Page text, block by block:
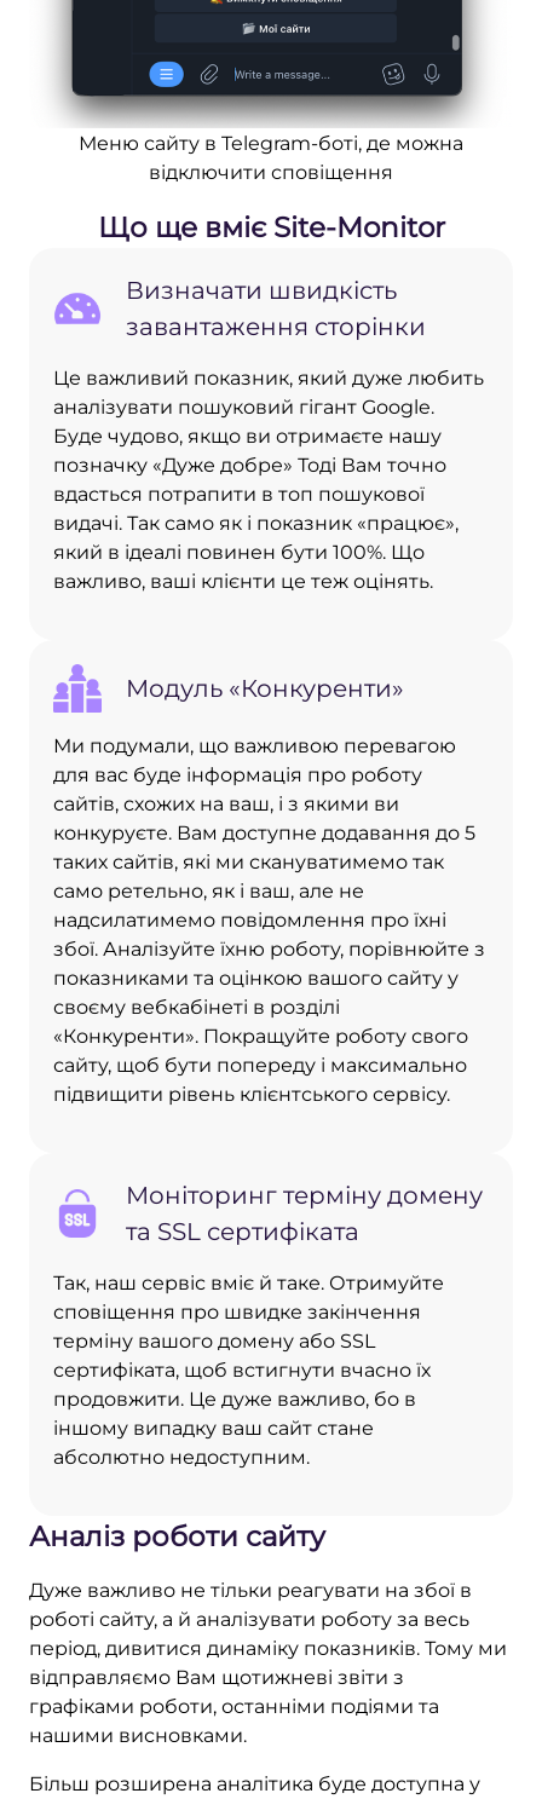
Меню сайту в Telegram-боті, де можна
відключити сповіщення
Що ще вміє Site-Monitor
Визначати швидкість
завантаження сторінки
Це важливий показник, який дуже любить
аналізувати пошуковий гігант Google.
Буде чудово, якщо ви отримаєте нашу
позначку «Дуже добре» Тоді Вам точно
вдасться потрапити в топ пошукової
видачі. Так само як і показник «працює»,
який в ідеалі повинен бути 100%. Що
важливо, ваші клієнти це теж оцінять.
Модуль «Конкуренти»
Ми подумали, що важливою перевагою
для вас буде інформація про роботу
сайтів, схожих на ваш, і з якими ви
конкуруєте. Вам доступне додавання до 5
таких сайтів, які ми скануватимемо так
само ретельно, як і ваш, але не
надсилатимемо повідомлення про їхні
збої. Аналізуйте їхню роботу, порівнюйте з
показниками та оцінкою вашого сайту у
своєму вебкабінеті в розділі
«Конкуренти». Покращуйте роботу свого
сайту, щоб бути попереду і максимально
підвищити рівень клієнтського сервісу.
Моніторинг терміну домену
та SSL сертифіката
Так, наш сервіс вміє й таке. Отримуйте
сповіщення про швидке закінчення
терміну вашого домену або SSL
сертифіката, щоб встигнути вчасно їх
продовжити. Це дуже важливо, бо в
іншому випадку ваш сайт стане
абсолютно недоступним.
Аналіз роботи сайту
Дуже важливо не тільки реагувати на збої в
роботі сайту, а й аналізувати роботу за весь
період, дивитися динаміку показників. Тому ми
відправляємо Вам щотижневі звіти з
графіками роботи, останніми подіями та
нашими висновками.
Більш розширена аналітика буде доступна у